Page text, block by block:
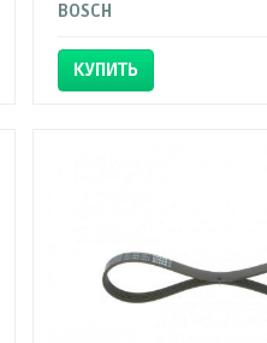
BOSCH
КУПИТЬ